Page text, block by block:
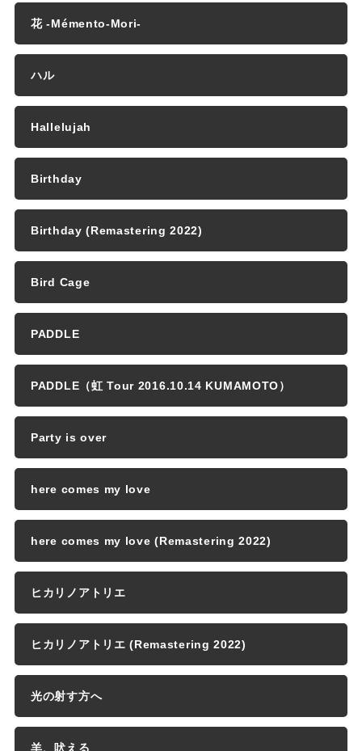
花 -Mémento-Mori-
ハル
Hallelujah
Birthday
Birthday (Remastering 2022)
Bird Cage
PADDLE
PADDLE（虹 Tour 2016.10.14 KUMAMOTO）
Party is over
here comes my love
here comes my love (Remastering 2022)
ヒカリノアトリエ
ヒカリノアトリエ (Remastering 2022)
光の射す方へ
羊、吠える